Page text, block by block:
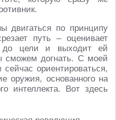
двигаться по принципу
путь – оценивает
до цели и выходит ей
сможем догнать. С моей
ориентироваться,
оружия, основанного на
интеллекта. Вот здесь